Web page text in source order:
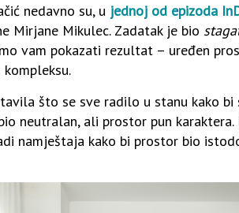
nedavno su, u jednoj od epizoda
Mirjane Mikulec. Zadatak je bio
vam pokazati rezultat – uređen
što se sve radilo u stanu kako
neutralan, ali prostor pun
namještaja kako bi prostor bio